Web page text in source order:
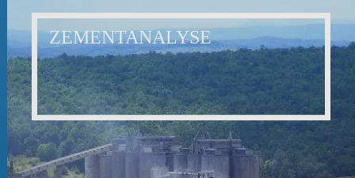
ZEMENTANALYSE